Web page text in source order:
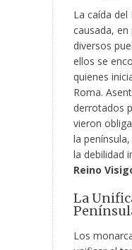
La caída
causada,
diversos
ellos se
quienes
Roma.
derrotados
vieron
la
la debilidad
Reino
La
Los